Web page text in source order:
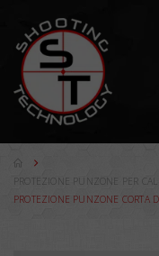
PROTEZIONE PUNZONE PER
PROTEZIONE PUNZONE CORTA